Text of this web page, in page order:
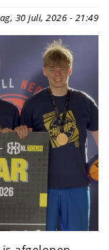
30 juli, 2026 - 21:49